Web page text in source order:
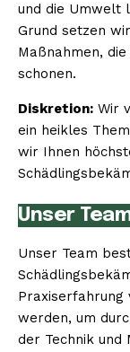
und die Umwelt
Grund setzen
Maßnahmen,
schonen.
Diskretion: Wir
ein heikles
wir Ihnen
Unser
Unser Team
Praxiserfahrung
werden, um
der Technik und